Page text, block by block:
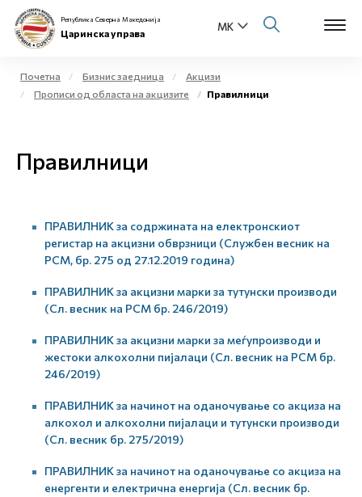
Физички лица
Е-Царина
Е-Весник
Република Северна Македонија
Царинска управа
Почетна Бизнис заедница
Акцизи
Прописи од областа на акцизите
Правилници
Правилници
ПРАВИЛНИК за содржината на електронскиот
регистар на акцизни обврзници (Службен весник на
РСМ, бр. 275 од 27.12.2019 година)
ПРАВИЛНИК за акцизни марки за тутунски производи
(Сл. весник на РСМ бр. 246/2019)
ПРАВИЛНИК за акцизни марки за меѓупроизводи и
жестоки алкохолни пијалаци (Сл. весник на РСМ бр.
246/2019)
ПРАВИЛНИК за начинот на оданочување со акциза на
алкохол и алкохолни пијалаци и тутунски производи
(Сл. весник бр. 275/2019)
ПРАВИЛНИК за начинот на оданочување со акциза на
енергенти и електрична енергија (Сл. весник бр.